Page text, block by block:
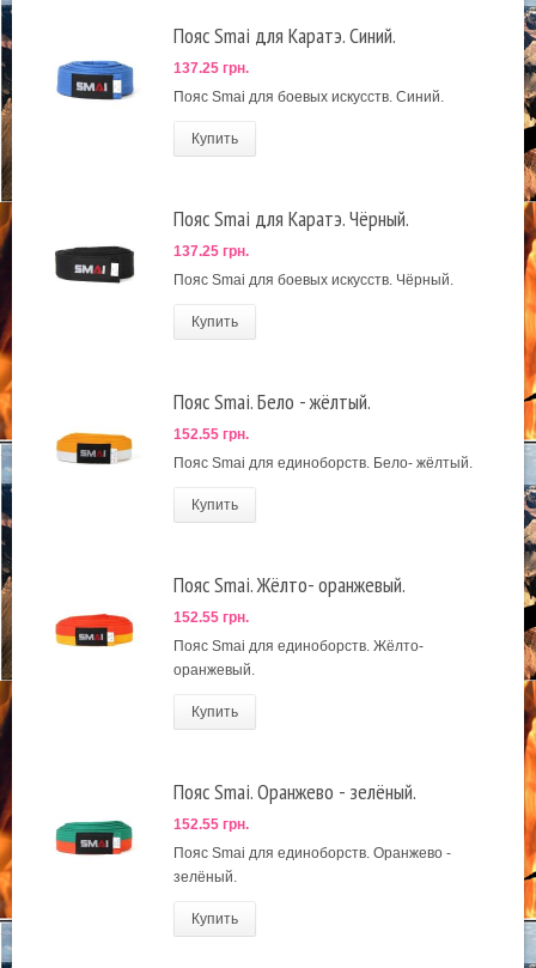
Пояс Smai для Каратэ. Синий.
137.25 грн.
Пояс Smai для боевых искусств. Синий.
Купить
Пояс Smai для Каратэ. Чёрный.
137.25 грн.
Пояс Smai для боевых искусств. Чёрный.
Купить
Пояс Smai. Бело - жёлтый.
152.55 грн.
Пояс Smai для единоборств. Бело- жёлтый.
Купить
Пояс Smai. Жёлто- оранжевый.
152.55 грн.
Пояс Smai для единоборств. Жёлто-
оранжевый.
Купить
Пояс Smai. Оранжево - зелёный.
152.55 грн.
Пояс Smai для единоборств. Оранжево -
зелёный.
Купить